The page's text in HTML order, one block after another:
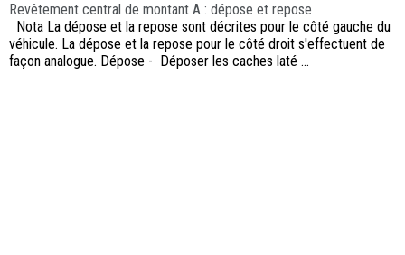
Revêtement central de montant A : dépose et repose
Nota La dépose et la repose sont décrites pour le côté gauche du
véhicule. La dépose et la repose pour le côté droit s'effectuent de
façon analogue. Dépose - Déposer les caches laté ...